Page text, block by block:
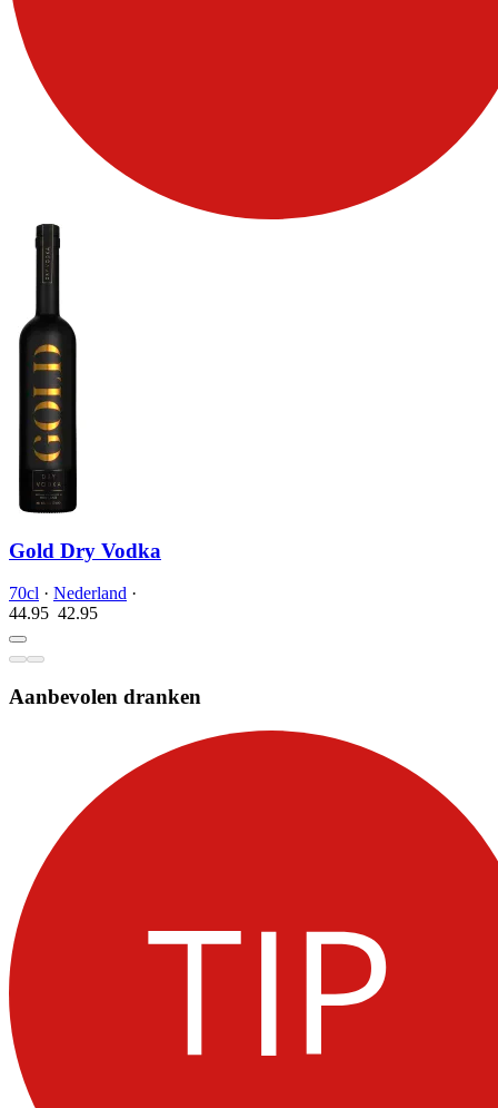
Gold Dry Vodka
70cl · Nederland ·
44.95 42.95
Aanbevolen dranken